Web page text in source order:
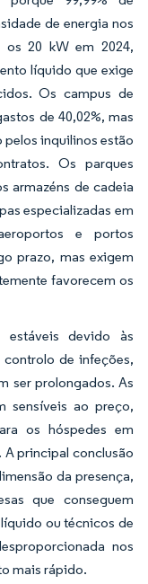
de energia nos
os 20 kW em 2024,
líquido que exige
Os campus de
de 40,02%, mas
pelos inquilinos estão
Os parques
armazéns de cadeia
especializadas em
e portos
prazo, mas exigem
favorecem os
estáveis devido às
de infeções,
ser prolongados. As
sensíveis ao preço,
os hóspedes em
principal conclusão
da presença,
que conseguem
ou técnicos de
nos
mais rápido.